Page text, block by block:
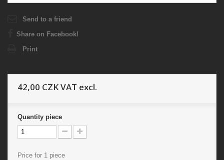
Send to a friend
Share on Facebook!
Print
42,00 CZKVAT excl.
Quantity piece
Price for 1 piece